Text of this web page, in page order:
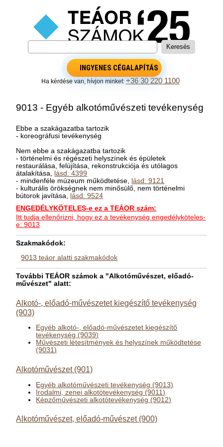
INGYENES CÉGALAPÍTÁS
Ha kérdése van, hívjon minket:+36 30 220 1100
9013 - Egyéb alkotóművészeti tevékenység
Ebbe a szakágazatba tartozik
- koreográfusi tevékenység
Nem ebbe a szakágazatba tartozik
- történelmi és régészeti helyszínek és épületek
restaurálása, felújítása, rekonstrukciója és utólagos
átalakítása, lásd: 4399
- mindenféle múzeum működtetése, lásd: 9121
- kulturális örökségnek nem minősülő, nem történelmi
bútorok javítása, lásd: 9524
ENGEDÉLYKÖTELES-e ez a TEÁOR szám:
Itt tudja ellenőrizni, hogy ez a tevékenység engedélyköteles-
e: 9013
Szakmakódok:
9013 teáor alatti szakmakódok
További TEÁOR számok a "Alkotóművészet, előadó-
művészet" alatt:
Alkotó-, előadó-művészetet kiegészítő tevékenység
(903)
Egyéb alkotó-, előadó-művészetet kiegészítő
tevékenység (9039)
Művészeti létesítmények és helyszínek működtetése
(9031)
Alkotóművészet (901)
Egyéb alkotóművészeti tevékenység (9013)
Irodalmi, zenei alkotótevékenység (9011)
Képzőművészeti alkotótevékenység (9012)
Alkotóművészet, előadó-művészet (900)